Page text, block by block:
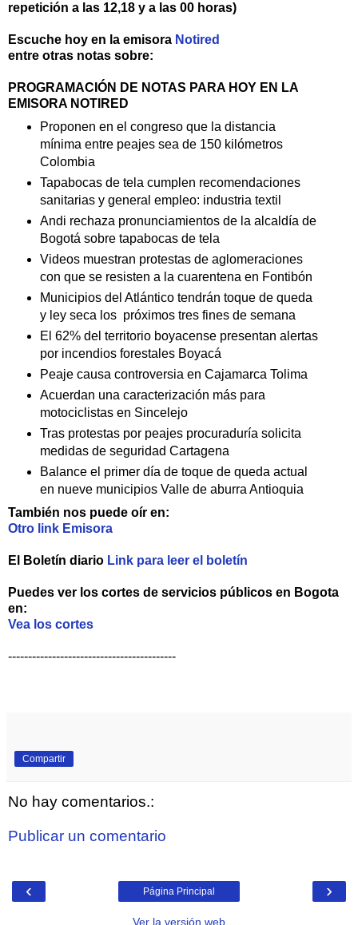
repetición a las 12,18 y a las 00 horas)
Escuche hoy en la emisora Notired
entre otras notas sobre:
PROGRAMACIÓN DE NOTAS PARA HOY EN LA
EMISORA NOTIRED
Proponen en el congreso que la distancia
mínima entre peajes sea de 150 kilómetros
Colombia
Tapabocas de tela cumplen recomendaciones
sanitarias y general empleo: industria textil
Andi rechaza pronunciamientos de la alcaldía de
Bogotá sobre tapabocas de tela
Videos muestran protestas de aglomeraciones
con que se resisten a la cuarentena en Fontibón
Municipios del Atlántico tendrán toque de queda
y ley seca los próximos tres fines de semana
El 62% del territorio boyacense presentan alertas
por incendios forestales Boyacá
Peaje causa controversia en Cajamarca Tolima
Acuerdan una caracterización más para
motociclistas en Sincelejo
Tras protestas por peajes procuraduría solicita
medidas de seguridad Cartagena
Balance el primer día de toque de queda actual
en nueve municipios Valle de aburra Antioquia
También nos puede oír en:
Otro link Emisora
El Boletín diario Link para leer el boletín
Puedes ver los cortes de servicios públicos en Bogota
en:
Vea los cortes
------------------------------------------
Compartir
No hay comentarios.:
Publicar un comentario
‹ ›
Página Principal
Ver la versión web